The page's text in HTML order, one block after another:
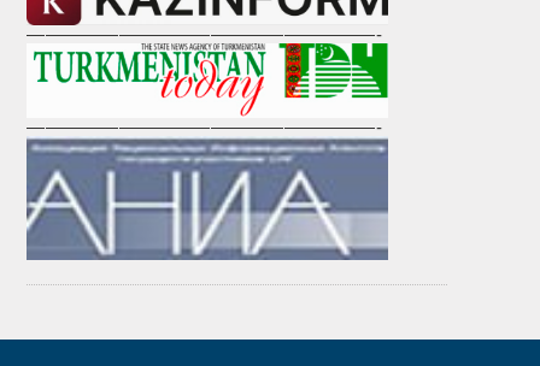
———————————————————-
———————————————————-